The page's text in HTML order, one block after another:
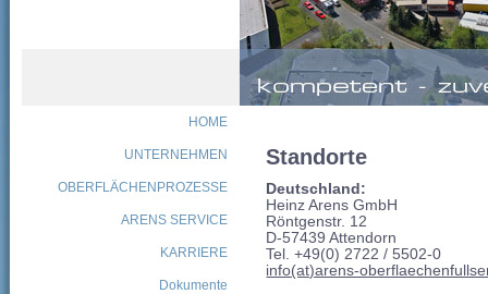
HOME
UNTERNEHMEN
OBERFLÄCHENPROZESSE
ARENS SERVICE
KARRIERE
Dokumente
Standorte
Deutschland:
Heinz Arens GmbH
Röntgenstr. 12
D-57439 Attendorn
Tel. +49(0) 2722 / 5502-0
info(at)arens-